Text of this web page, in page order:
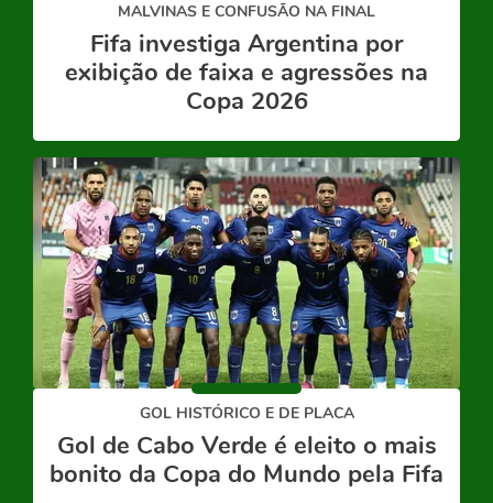
MALVINAS E CONFUSÃO NA FINAL
Fifa investiga Argentina por
exibição de faixa e agressões na
Copa 2026
GOL HISTÓRICO E DE PLACA
Gol de Cabo Verde é eleito o mais
bonito da Copa do Mundo pela Fifa